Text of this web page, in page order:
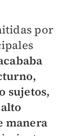
por
sujetos,
manera